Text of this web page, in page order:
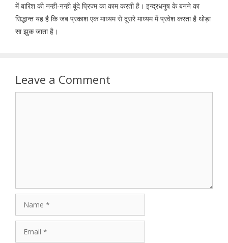
में बारिश की नन्ही-नन्ही बूंदे प्रिज्म का काम करती है। इन्द्रधनुष के बनने का
सिद्धान्त यह है कि जब प्रकाश एक माध्यम से दूसरे माध्यम में प्रवेश करता है थोड़ा
सा झुक जाता है।
Leave a Comment